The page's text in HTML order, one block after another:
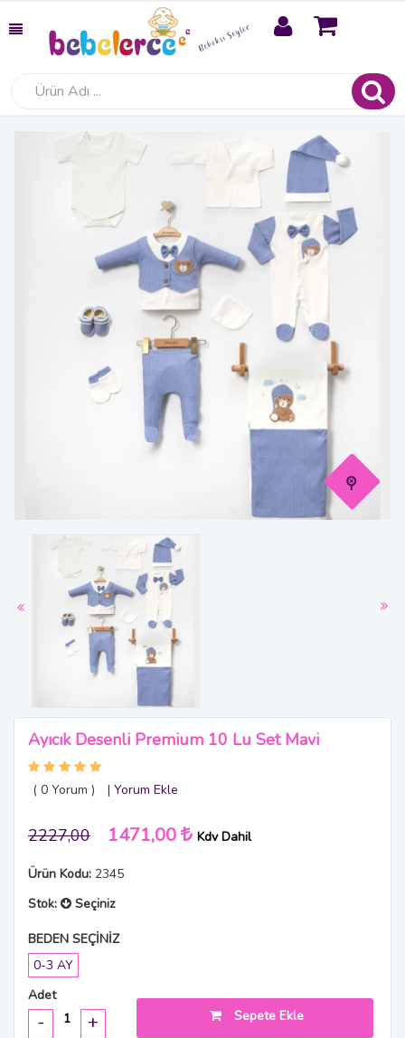
Ayıcık Desenli Premium 10 Lu Set Mavi
( 0 Yorum ) | Yorum Ekle
2227,00 1471,00 Kdv Dahil
Ürün Kodu: 2345
Stok:
Seçiniz
BEDEN SEÇİNİZ
0-3 AY
Adet
- + Sepete Ekle